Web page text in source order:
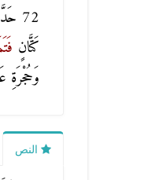
72 حَدَّثَنَا
كَتَّانٍ
وَحُجْرَةِ
النص